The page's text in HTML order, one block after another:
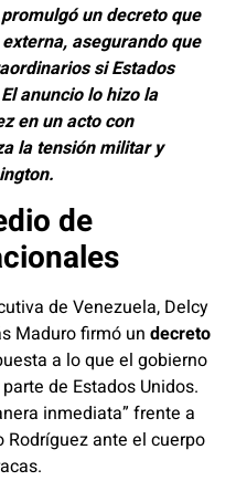
un decreto que
asegurando que
si Estados
anuncio lo hizo la
en un acto con
la tensión militar y
de
de Venezuela, Delcy
Maduro firmó un decreto
a lo que el gobierno
de Estados Unidos.
inmediata” frente a
ante el cuerpo